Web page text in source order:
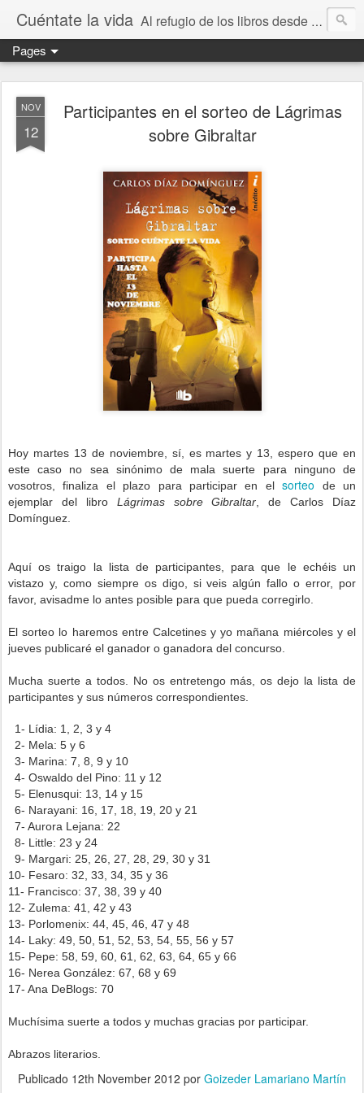
Cuéntate la vida Al refugio de los libros desde 2010
Pages
NOV
12
Participantes en el sorteo de Lágrimas
sobre Gibraltar
Hoy martes 13 de noviembre, sí, es martes y 13, espero que en
este caso no sea sinónimo de mala suerte para ninguno de
vosotros, finaliza el plazo para participar en elsorteo de un
ejemplar del libroLágrimas sobre Gibraltar, de Carlos Díaz
Domínguez.
Aquí os traigo la lista de participantes, para que le echéis un
vistazo y, como siempre os digo, si veis algún fallo o error, por
favor, avisadme lo antes posible para que pueda corregirlo.
El sorteo lo haremos entre Calcetines y yo mañana miércoles y el
jueves publicaré el ganador o ganadora del concurso.
Mucha suerte a todos. No os entretengo más, os dejo la lista de
participantes y sus números correspondientes.
1- Lídia: 1, 2, 3 y 4
2- Mela: 5 y 6
3- Marina: 7, 8, 9 y 10
4- Oswaldo del Pino: 11 y 12
5- Elenusqui: 13, 14 y 15
6- Narayani: 16, 17, 18, 19, 20 y 21
7- Aurora Lejana: 22
8- Little: 23 y 24
9- Margari: 25, 26, 27, 28, 29, 30 y 31
10- Fesaro: 32, 33, 34, 35 y 36
11- Francisco: 37, 38, 39 y 40
12- Zulema: 41, 42 y 43
13- Porlomenix: 44, 45, 46, 47 y 48
14- Laky: 49, 50, 51, 52, 53, 54, 55, 56 y 57
15- Pepe: 58, 59, 60, 61, 62, 63, 64, 65 y 66
16- Nerea González: 67, 68 y 69
17- Ana DeBlogs: 70
Muchísima suerte a todos y muchas gracias por participar.
Abrazos literarios.
Publicado 12th November 2012 por Goizeder Lamariano Martín